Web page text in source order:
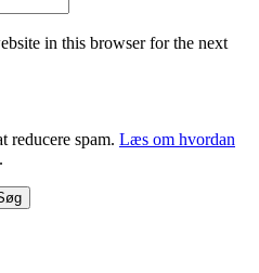
in this browser for the next
reducere spam. Læs om hvordan
.